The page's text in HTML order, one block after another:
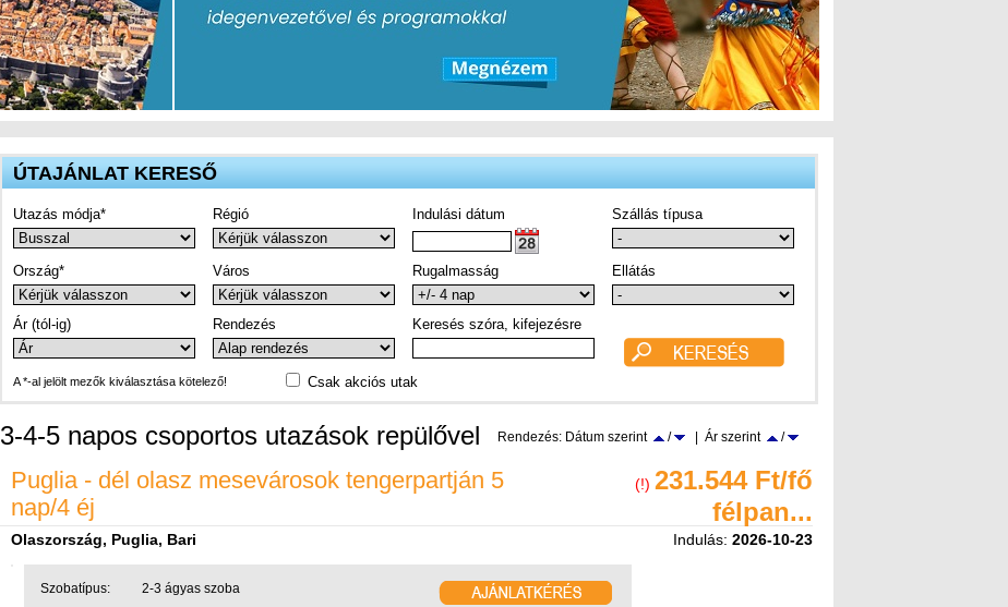
ÚTAJÁNLAT KERESŐ
Utazás módja* Régió Indulási dátum Szállás típusa
Ország* Város Rugalmasság Ellátás
Ár (tól-ig) Rendezés Keresés szóra, kifejezésre
A *-al jelölt mezők kiválasztása kötelező! Csak akciós utak
3-4-5 napos csoportos utazások repülővel Rendezés: Dátum szerint / | Ár szerint /
Puglia - dél olasz mesevárosok tengerpartján 5
nap/4 éj
(!) 231.544 Ft/fő
félpan...
Olaszország, Puglia, Bari Indulás: 2026-10-23
Szobatípus:
2-3 ágyas szoba